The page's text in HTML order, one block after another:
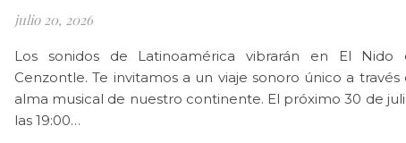
julio 20, 2026
Los sonidos de Latinoamérica vibrarán en El Nido
Cenzontle. Te invitamos a un viaje sonoro único a través
alma musical de nuestro continente. El próximo 30 de
las 19:00…